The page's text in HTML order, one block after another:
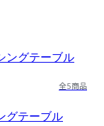
全5商品
グテーブル